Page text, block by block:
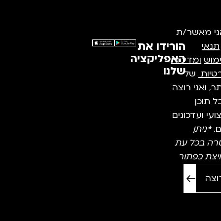
מאשר/ת
תנאי
ומדיניות
של
ואני רוצה
תוכן
ועדכונים
*ניתן
בכל עת
כפתור
הורידו את
האפליקציה
שלנו